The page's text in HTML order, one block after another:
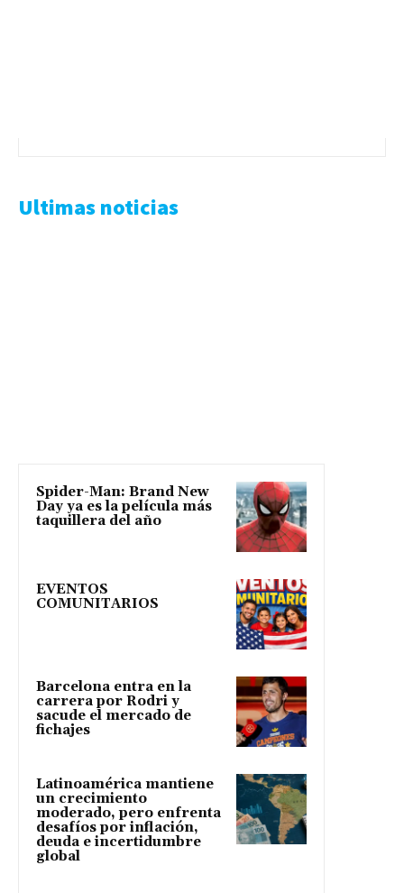
Ultimas noticias
Spider-Man: Brand New
Day ya es la película más
taquillera del año
EVENTOS
COMUNITARIOS
Barcelona entra en la
carrera por Rodri y
sacude el mercado de
fichajes
Latinoamérica mantiene
un crecimiento
moderado, pero enfrenta
desafíos por inflación,
deuda e incertidumbre
global